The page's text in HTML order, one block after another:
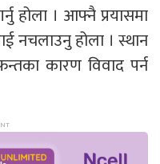
होला । आफ्नै प्रयासमा
नचलाउनु होला । स्थान
कारण विवाद पर्न